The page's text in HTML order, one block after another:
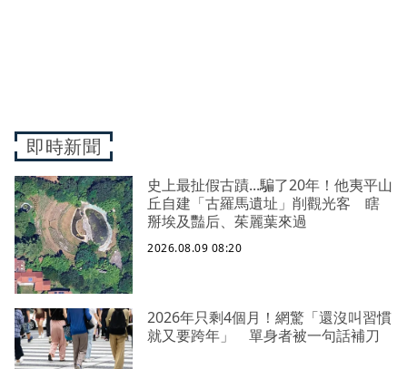
即時新聞
史上最扯假古蹟...騙了20年！他夷平山
丘自建「古羅馬遺址」削觀光客 瞎
掰埃及豔后、茱麗葉來過
2026.08.09 08:20
2026年只剩4個月！網驚「還沒叫習慣
就又要跨年」 單身者被一句話補刀